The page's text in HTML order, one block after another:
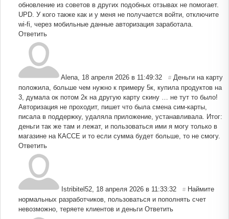
обновление из советов в других подобных отзывах не помогает.
UPD. У кого также как и у меня не получается войти, отключите
wi-fi, через мобильные данные авторизация заработала.
Ответить
Alena 18 апреля 2026 в 11:49:32 # Деньги на карту
положила, больше чем нужно к примеру 5к, купила продуктов на
3, думала ок потом 2к на другую карту скину … не тут то было!
Авторизация не проходит, пишет что была смена сим-карты,
писала в поддержку, удаляла приложение, устанавливала. Итог:
деньги так же там и лежат, и пользоваться ими я могу только в
магазине на КАССЕ и то если сумма будет больше, то не смогу.
Ответить
Istribitel52 18 апреля 2026 в 11:33:32 # Наймите
нормальных разработчиков, пользоваться и пополнять счет
невозможно, теряете клиентов и деньги Ответить